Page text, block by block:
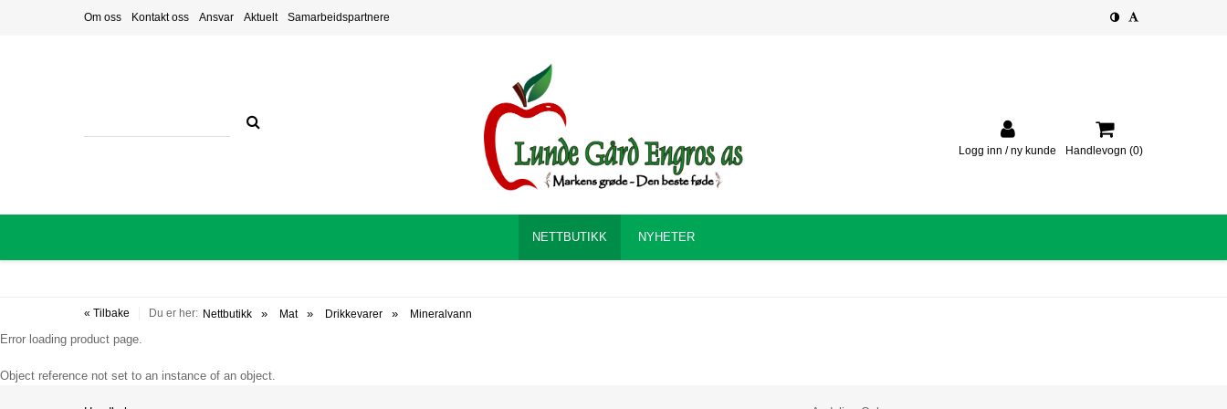
Om oss Kontakt oss Ansvar Aktuelt Samarbeidspartnere
Logg inn / ny kunde Handlevogn (0)
NETTBUTIKK NYHETER
« Tilbake Du er her: Nettbutikk Mat Drikkevarer Mineralvann
Error loading product page.
Object reference not set to an instance of an object.